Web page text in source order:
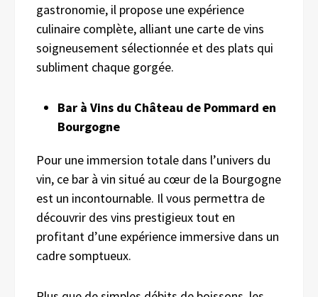
gastronomie, il propose une expérience
culinaire complète, alliant une carte de vins
soigneusement sélectionnée et des plats qui
subliment chaque gorgée.
Bar à Vins du Château de Pommard en
Bourgogne
Pour une immersion totale dans l’univers du
vin, ce bar à vin situé au cœur de la Bourgogne
est un incontournable. Il vous permettra de
découvrir des vins prestigieux tout en
profitant d’une expérience immersive dans un
cadre somptueux.